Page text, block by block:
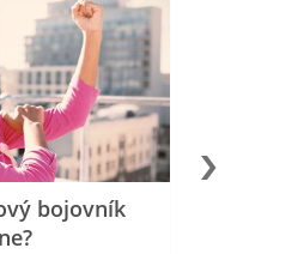
bojovník